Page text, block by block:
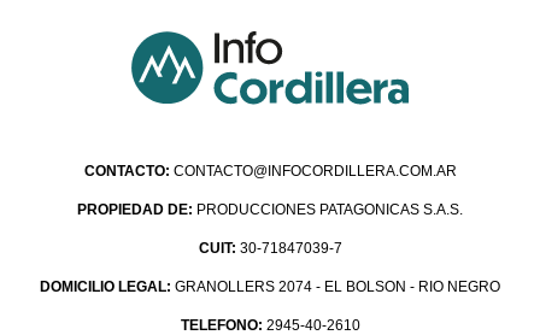
CONTACTO: CONTACTO@INFOCORDILLERA.COM.AR
PROPIEDAD DE: PRODUCCIONES PATAGONICAS S.A.S.
CUIT: 30-71847039-7
DOMICILIO LEGAL: GRANOLLERS 2074 - EL BOLSON - RIO NEGRO
TELEFONO: 2945-40-2610